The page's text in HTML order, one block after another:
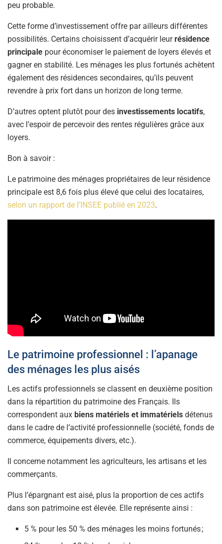
peu probable.
Cette forme d’investissement offre par ailleurs différentes
possibilités. Certains choisissent d’acquérir leurrésidence
principale pour économiser le paiement de loyers élevés et
gagner en stabilité. Les ménages les plus fortunés achètent
également des résidences secondaires, qu’ils peuvent
revendre à prix fort dans un horizon de long terme.
D’autres optent plutôt pour des investissements locatifs,
avec l’espoir de percevoir des rentes régulières grâce aux
loyers.
Bon à savoir :
Le patrimoine des ménages propriétaires de leur résidence
principale est 8,6 fois plus élevé que celui des locataires,
selon un rapport de l’INSEE publié en 2023.
Le patrimoine professionnel : l’apanage
des ménages les plus aisés
Les actifs professionnels se classent en deuxième position
dans la répartition du patrimoine des Français. Ils
correspondent aux biens matériels et immatériels détenus
dans le cadre de l’activité professionnelle (société, fonds de
commerce, équipements divers, etc.).
Il concerne notamment les agriculteurs, les artisans et les
commerçants.
Plus l’épargnant est aisé, plus la proportion de ces actifs
dans son patrimoine est élevée. Elle représente ainsi :
5 % pour les 50 % des ménages les moins fortunés ;